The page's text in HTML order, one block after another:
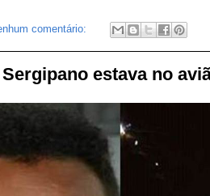
comentário:
estava no